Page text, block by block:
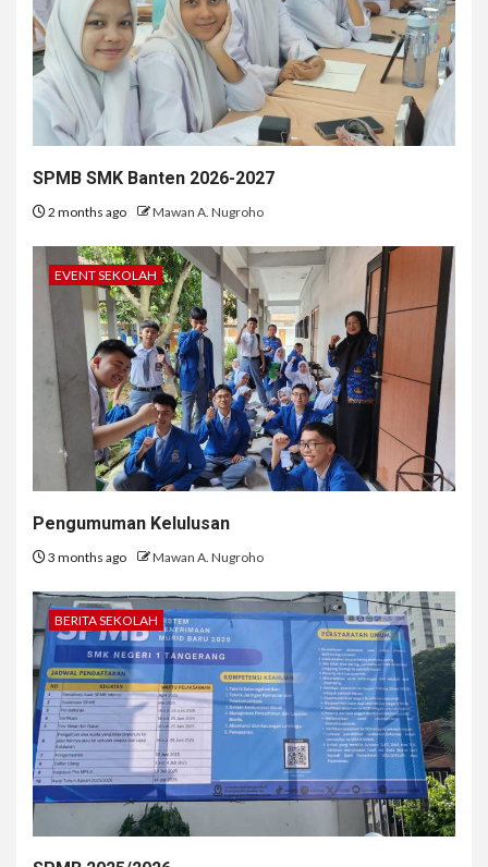
SPMB SMK Banten 2026-2027
2 months ago Mawan A. Nugroho
EVENT SEKOLAH
Pengumuman Kelulusan
3 months ago Mawan A. Nugroho
BERITA SEKOLAH